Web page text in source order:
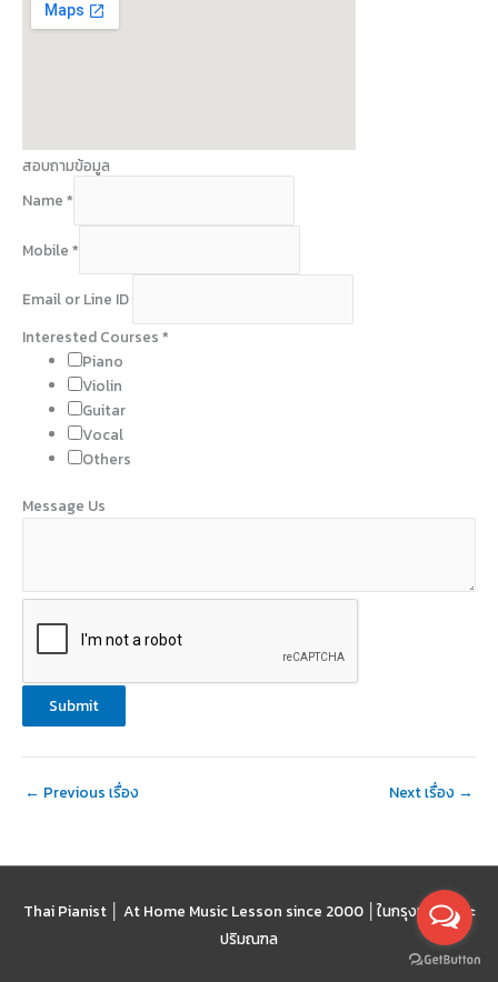
สอบถามข้อมูล
Name *
Mobile *
Email or Line ID
Interested Courses *
Piano
Violin
Guitar
Vocal
Others
Message Us
Submit
← Previous เรื่อง Next เรื่อง →
Thai Pianist │ At Home Music Lesson since 2000 │ ในกรุงเทพฯ และ
ปริมณฑล